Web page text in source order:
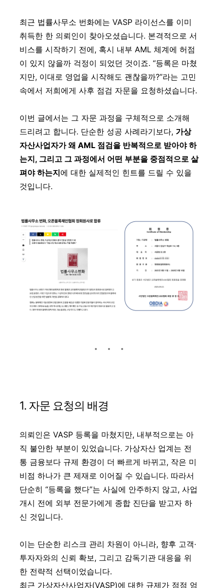
최근 법률사무소 번화에는 VASP 라이선스를 이미
취득한 한 의뢰인이 찾아오셨습니다. 본격적으로 서
비스를 시작하기 전에, 혹시 내부 AML 체계에 허점
이 있지 않을까 걱정이 되었던 것이죠. “등록은 마쳤
지만, 이대로 영업을 시작해도 괜찮을까?”라는 고민
속에서 저희에게 사후 점검 자문을 요청하셨습니다.
이번 글에서는 그 자문 과정을 구체적으로 소개해
드리려고 합니다. 단순한 성공 사례라기보다, 가상
자산사업자가 왜 AML 점검을 반복적으로 받아야 하
는지, 그리고 그 과정에서 어떤 부분을 중점적으로 살
펴야 하는지에 대한 실제적인 힌트를 드릴 수 있을
것입니다.
1. 자문 요청의 배경
의뢰인은 VASP 등록을 마쳤지만, 내부적으로는 아
직 불안한 부분이 있었습니다. 가상자산 업계는 전
통 금융보다 규제 환경이 더 빠르게 바뀌고, 작은 미
비점 하나가 큰 제재로 이어질 수 있습니다. 따라서
단순히 “등록을 했다”는 사실에 안주하지 않고, 사업
개시 전에 외부 전문가에게 종합 진단을 받고자 하
신 것입니다.
이는 단순한 리스크 관리 차원이 아니라, 향후 고객·
투자자와의 신뢰 확보, 그리고 감독기관 대응을 위
한 전략적 선택이었습니다.
최근 가상자산사업자(VASP)에 대한 규제가 점점 엄